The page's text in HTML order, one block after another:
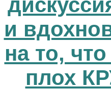
и
на то,
плох